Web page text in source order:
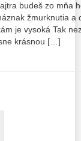
budeš zo mňa
žmurknutia a
je vysoká Tak
krásnou […]